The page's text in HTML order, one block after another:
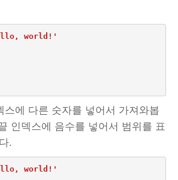
world!'
스에 다른 숫자를 넣어서 가져와봅
인덱스에 음수를 넣어서 범위를 표
.
world!'